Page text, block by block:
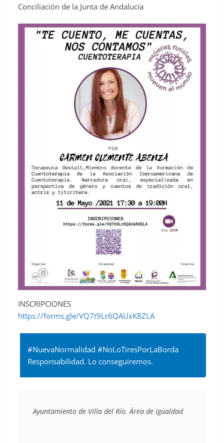
Conciliación de la Junta de Andalucía
INSCRIPCIONES
https://forms.gle/VQ7t9Lr6QAUxK8ZLA
#NuevaNormalidad #NoLoTiresPorLaBorda
Responsabilidad. Lo conseguiremos.
Ayuntamiento de Villa del Río. Área de Igualdad